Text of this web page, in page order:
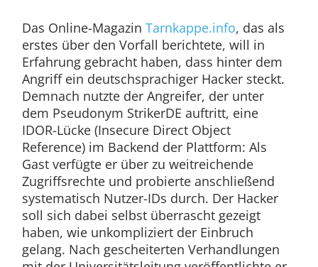
Das Online-Magazin Tarnkappe.info, das als
erstes über den Vorfall berichtete, will in
Erfahrung gebracht haben, dass hinter dem
Angriff ein deutschsprachiger Hacker steckt.
Demnach nutzte der Angreifer, der unter
dem Pseudonym StrikerDE auftritt, eine
IDOR-Lücke (Insecure Direct Object
Reference) im Backend der Plattform: Als
Gast verfügte er über zu weitreichende
Zugriffsrechte und probierte anschließend
systematisch Nutzer-IDs durch. Der Hacker
soll sich dabei selbst überrascht gezeigt
haben, wie unkompliziert der Einbruch
gelang. Nach gescheiterten Verhandlungen